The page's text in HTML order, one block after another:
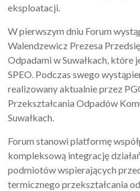
eksploatacji.
W pierwszym dniu Forum
Walendzewicz Prezesa
Odpadami w Suwałkach, które
SPEO. Podczas swego
realizowany aktualnie przez
Przekształcania Odpadów
Suwałkach.
Forum stanowi platformę
kompleksową integrację
podmiotów wspierających
termicznego przekształcania